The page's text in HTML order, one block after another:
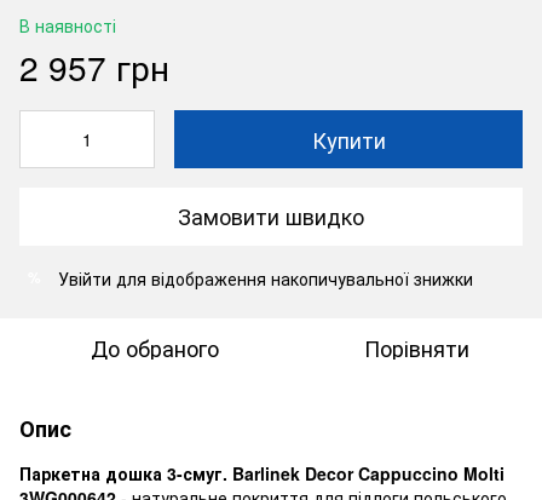
В наявності
2 957 грн
Купити
Замовити швидко
Увійти для відображення накопичувальної знижки
До обраного Порівняти
Опис
Паркетна дошка 3-смуг. Barlinek Decor Cappuccino Molti